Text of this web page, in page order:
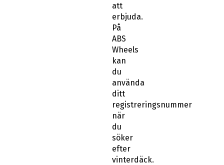
att
erbjuda.
På
ABS
Wheels
kan
du
använda
ditt
registreringsnummer
när
du
söker
efter
vinterdäck.